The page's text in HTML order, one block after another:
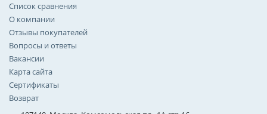
Список сравнения
О компании
Отзывы покупателей
Вопросы и ответы
Вакансии
Карта сайта
Сертификаты
Возврат